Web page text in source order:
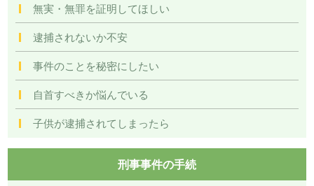
無実・無罪を証明してほしい
逮捕されないか不安
事件のことを秘密にしたい
自首すべきか悩んでいる
子供が逮捕されてしまったら
刑事事件の手続